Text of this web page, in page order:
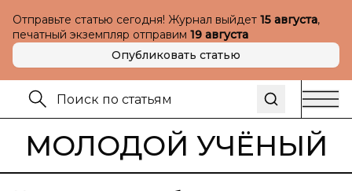
Отправьте статью сегодня! Журнал выйдет 15 августа,
печатный экземпляр отправим 19 августа
Опубликовать статью
МОЛОДОЙ УЧЁНЫЙ